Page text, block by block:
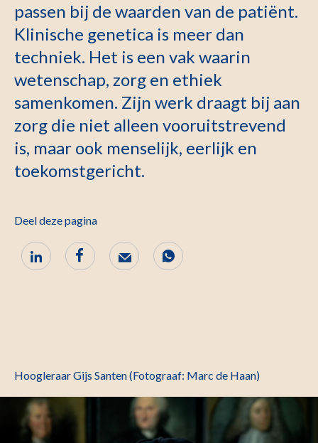
passen bij de waarden van de patiënt.
Klinische genetica is meer dan
techniek. Het is een vak waarin
wetenschap, zorg en ethiek
samenkomen. Zijn werk draagt bij aan
zorg die niet alleen vooruitstrevend
is, maar ook menselijk, eerlijk en
toekomstgericht.
Deel deze pagina
Hoogleraar Gijs Santen (Fotograaf: Marc de Haan)